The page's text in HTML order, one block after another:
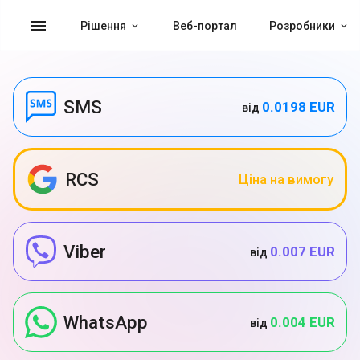
menu Рішення Веб-портал Розробники
SMS від 0.0198 EUR
RCS Ціна на вимогу
Viber від 0.007 EUR
WhatsApp від 0.004 EUR